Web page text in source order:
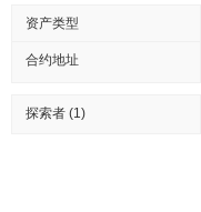
资产类型
合约地址
探索者(1)